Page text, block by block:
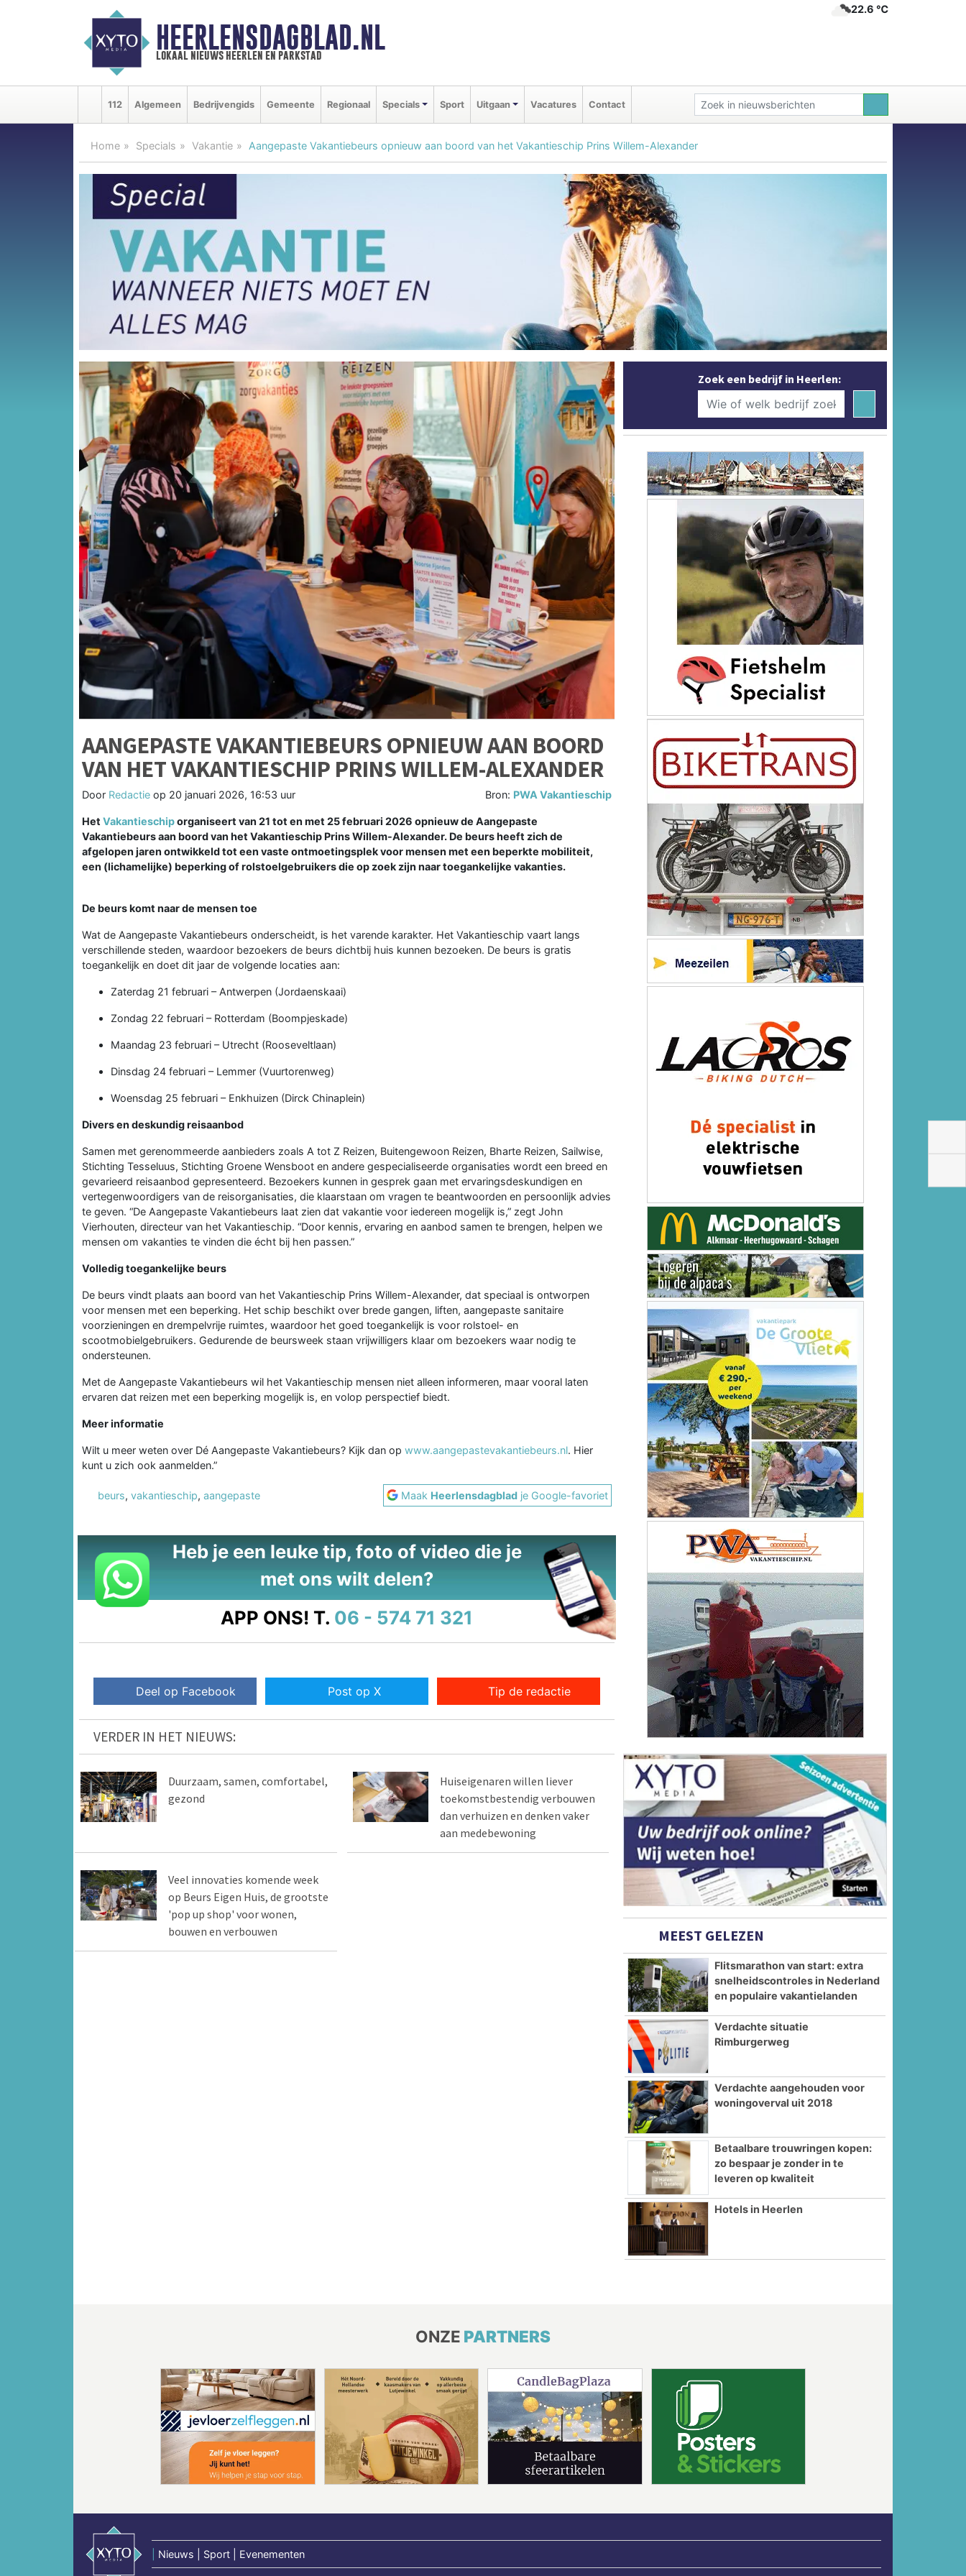
HEERLENSDAGBLAD.NL
lokaal nieuws heerlen en parkstad
22.6 ℃
112 Algemeen Bedrijvengids Gemeente Regionaal Specials Sport Uitgaan Vacatures Contact
Home Specials Vakantie Aangepaste Vakantiebeurs opnieuw aan boord van het Vakantieschip Prins Willem-Alexander
AANGEPASTE VAKANTIEBEURS OPNIEUW AAN BOORD
VAN HET VAKANTIESCHIP PRINS WILLEM-ALEXANDER
Door Redactie op 20 januari 2026, 16:53 uur Bron: PWA Vakantieschip
Het Vakantieschiporganiseert van 21 tot en met 25 februari 2026 opnieuw de Aangepaste
Vakantiebeurs aan boord van het Vakantieschip Prins Willem-Alexander. De beurs heeft zich de
afgelopen jaren ontwikkeld tot een vaste ontmoetingsplek voor mensen met een beperkte mobiliteit,
een (lichamelijke) beperking of rolstoelgebruikers die op zoek zijn naar toegankelijke vakanties.
De beurs komt naar de mensen toe
Wat de Aangepaste Vakantiebeurs onderscheidt, is het varende karakter. Het Vakantieschip vaart langs
verschillende steden, waardoor bezoekers de beurs dichtbij huis kunnen bezoeken. De beurs is gratis
toegankelijk en doet dit jaar de volgende locaties aan:
Zaterdag 21 februari – Antwerpen (Jordaenskaai)
Zondag 22 februari – Rotterdam (Boompjeskade)
Maandag 23 februari – Utrecht (Rooseveltlaan)
Dinsdag 24 februari – Lemmer (Vuurtorenweg)
Woensdag 25 februari – Enkhuizen (Dirck Chinaplein)
Divers en deskundig reisaanbod
Samen met gerenommeerde aanbieders zoals A tot Z Reizen, Buitengewoon Reizen, Bharte Reizen, Sailwise,
Stichting Tesseluus, Stichting Groene Wensboot en andere gespecialiseerde organisaties wordt een breed en
gevarieerd reisaanbod gepresenteerd. Bezoekers kunnen in gesprek gaan met ervaringsdeskundigen en
vertegenwoordigers van de reisorganisaties, die klaarstaan om vragen te beantwoorden en persoonlijk advies
te geven. “De Aangepaste Vakantiebeurs laat zien dat vakantie voor iedereen mogelijk is,” zegt John
Vierhouten, directeur van het Vakantieschip. “Door kennis, ervaring en aanbod samen te brengen, helpen we
mensen om vakanties te vinden die écht bij hen passen.”
Volledig toegankelijke beurs
De beurs vindt plaats aan boord van het Vakantieschip Prins Willem-Alexander, dat speciaal is ontworpen
voor mensen met een beperking. Het schip beschikt over brede gangen, liften, aangepaste sanitaire
voorzieningen en drempelvrije ruimtes, waardoor het goed toegankelijk is voor rolstoel- en
scootmobielgebruikers. Gedurende de beursweek staan vrijwilligers klaar om bezoekers waar nodig te
ondersteunen.
Met de Aangepaste Vakantiebeurs wil het Vakantieschip mensen niet alleen informeren, maar vooral laten
ervaren dat reizen met een beperking mogelijk is, en volop perspectief biedt.
Meer informatie
Wilt u meer weten over Dé Aangepaste Vakantiebeurs? Kijk dan op www.aangepastevakantiebeurs.nl. Hier
kunt u zich ook aanmelden.”
beurs, vakantieschip, aangepaste Maak Heerlensdagblad je Google-favoriet
Heb je een leuke tip, foto of video die je
met ons wilt delen?
APP ONS! T. 06 - 574 71 321
Deel op Facebook Post op X Tip de redactie
VERDER IN HET NIEUWS:
Duurzaam, samen, comfortabel,
gezond
Huiseigenaren willen liever
toekomstbestendig verbouwen
dan verhuizen en denken vaker
aan medebewoning
Veel innovaties komende week
op Beurs Eigen Huis, de grootste
'pop up shop' voor wonen,
bouwen en verbouwen
Zoek een bedrijf in Heerlen:
MEEST GELEZEN
Flitsmarathon van start: extra
snelheidscontroles in Nederland
en populaire vakantielanden
Verdachte situatie
Rimburgerweg
Verdachte aangehouden voor
woningoverval uit 2018
Betaalbare trouwringen kopen:
zo bespaar je zonder in te
leveren op kwaliteit
Hotels in Heerlen
ONZE PARTNERS
Nieuws | Sport | Evenementen